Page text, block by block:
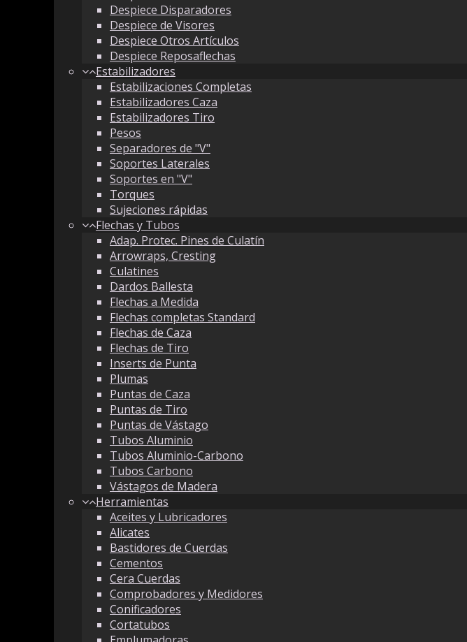
Despiece Disparadores
Despiece de Visores
Despiece Otros Artículos
Despiece Reposaflechas
Estabilizadores
Estabilizaciones Completas
Estabilizadores Caza
Estabilizadores Tiro
Pesos
Separadores de "V"
Soportes Laterales
Soportes en "V"
Torques
Sujeciones rápidas
Flechas y Tubos
Adap. Protec. Pines de Culatín
Arrowraps, Cresting
Culatines
Dardos Ballesta
Flechas a Medida
Flechas completas Standard
Flechas de Caza
Flechas de Tiro
Inserts de Punta
Plumas
Puntas de Caza
Puntas de Tiro
Puntas de Vástago
Tubos Aluminio
Tubos Aluminio-Carbono
Tubos Carbono
Vástagos de Madera
Herramientas
Aceites y Lubricadores
Alicates
Bastidores de Cuerdas
Cementos
Cera Cuerdas
Comprobadores y Medidores
Conificadores
Cortatubos